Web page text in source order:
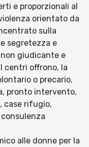
e proporzionali al
orientato da
sulla
segretezza e
giudicante e
centri offrono, la
o precario,
pronto intervento,
case rifugio,
alle donne per la